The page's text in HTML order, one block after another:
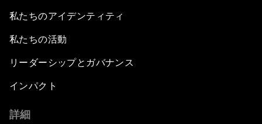
私たちのアイデンティティ
私たちの活動
リーダーシップとガバナンス
インパクト
詳細